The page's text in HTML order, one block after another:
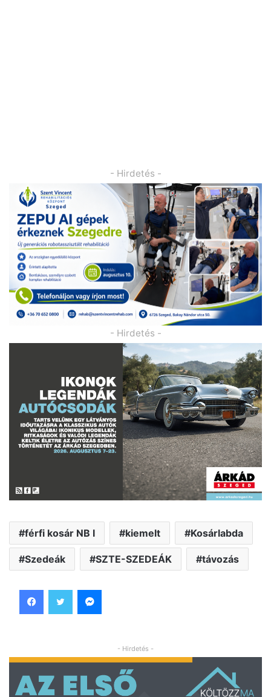
- Hirdetés -
- Hirdetés -
férfi kosár NB I kiemelt Kosárlabda
Szedeák SZTE-SZEDEÁK távozás
- Hirdetés -